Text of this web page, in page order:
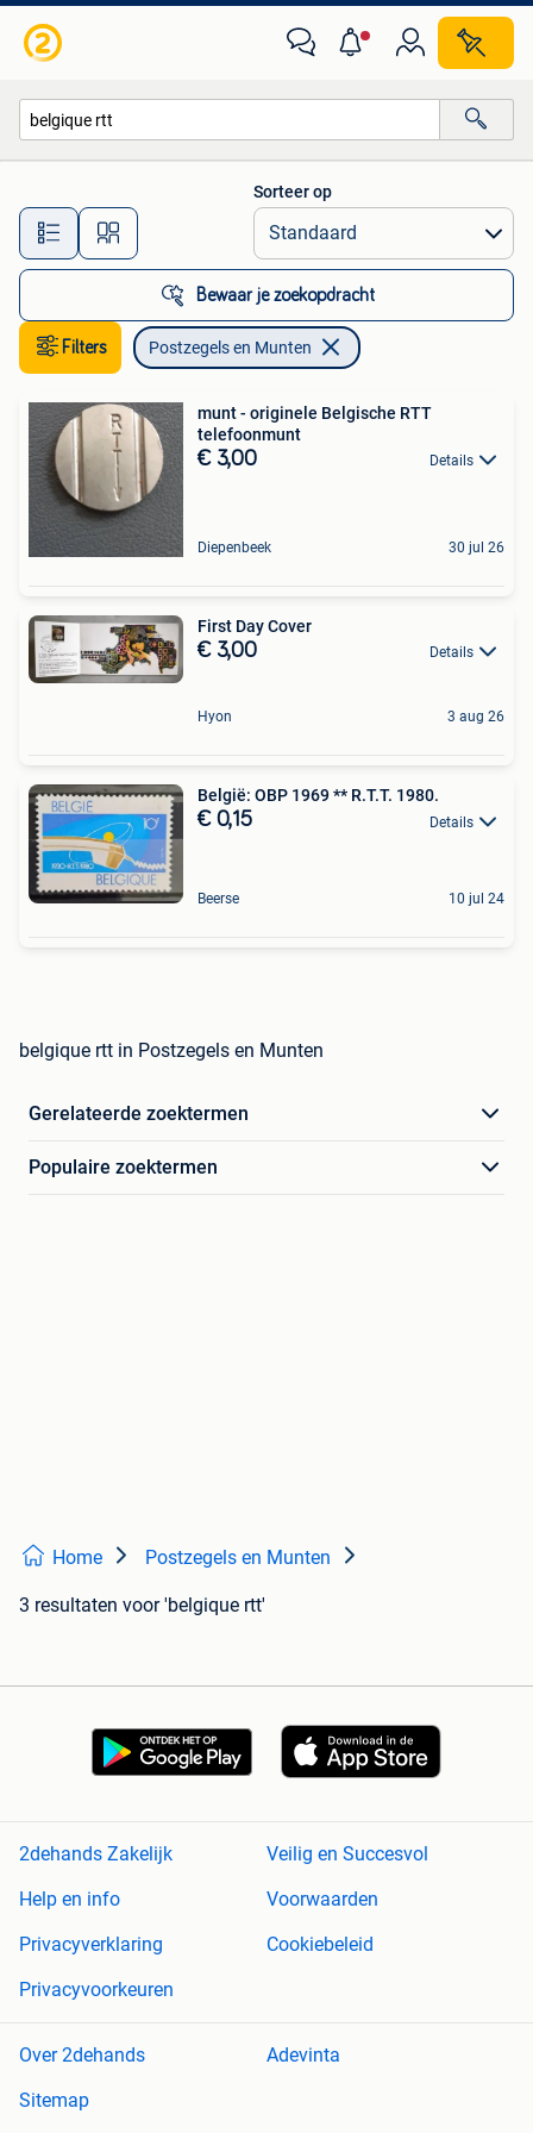
Alle afstanden…
Sorteer op
Bewaar je zoekopdracht
Filters Postzegels en Munten
munt - originele Belgische RTT
telefoonmunt
€ 3,00 Details
Diepenbeek 30 jul 26
First Day Cover
€ 3,00 Details
Hyon 3 aug 26
België: OBP 1969 ** R.T.T. 1980.
€ 0,15 Details
Beerse 10 jul 24
belgique rtt in Postzegels en Munten
Gerelateerde zoektermen
Populaire zoektermen
Home Postzegels en Munten
3 resultaten voor 'belgique rtt'
2dehands Zakelijk
Veilig en Succesvol
Help en info
Voorwaarden
Privacyverklaring
Cookiebeleid
Privacyvoorkeuren
Over 2dehands
Adevinta
Sitemap